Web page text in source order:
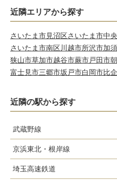
近隣エリアから探す
さいたま市見沼区さいたま市中
さいたま市南区川越市所沢市加
狭山市草加市越谷市蕨市戸田市
富士見市三郷市坂戸市白岡市比
近隣の駅から探す
武蔵野線
東川口駅
京浜東北・根岸線
西川口駅
埼玉高速鉄道